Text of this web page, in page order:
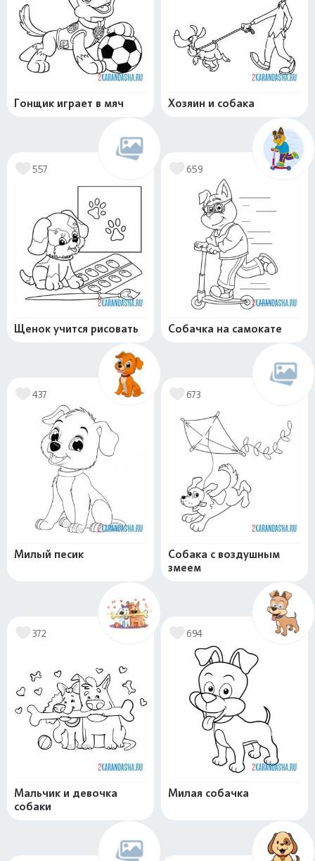
Гонщик играет в мяч Хозяин и собака
557
Щенок учится рисовать
659
Собачка на самокате
437
Милый песик
673
Собака с воздушным
змеем
372
Мальчик и девочка
собаки
694
Милая собачка